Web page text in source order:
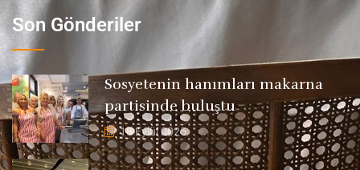
Son Gönderiler
Sosyetenin hanımları makarna
partisinde buluştu
18 Eylül 2025